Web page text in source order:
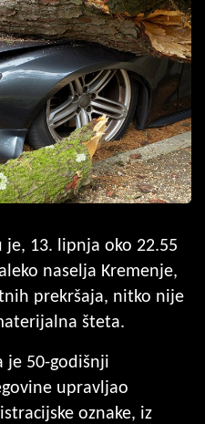
13. lipnja oko 22.55
naselja Kremenje,
prekršaja, nitko nije
šteta.
je 50-godišnji
upravljao
oznake, iz